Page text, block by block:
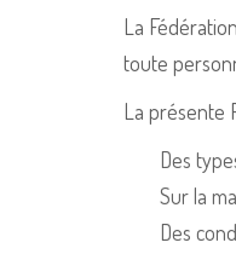
La
toute
La présente
Des
Sur la
Des